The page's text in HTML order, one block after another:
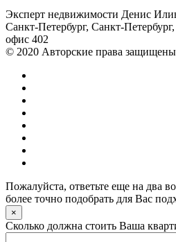
Эксперт недвижимости Денис
Санкт-Петербург, Санкт-
офис 402
© 2020 Авторские права
Пожалуйста, ответьте еще на два
более точно подобрать для Вас
×
Сколько должна стоить Ваша